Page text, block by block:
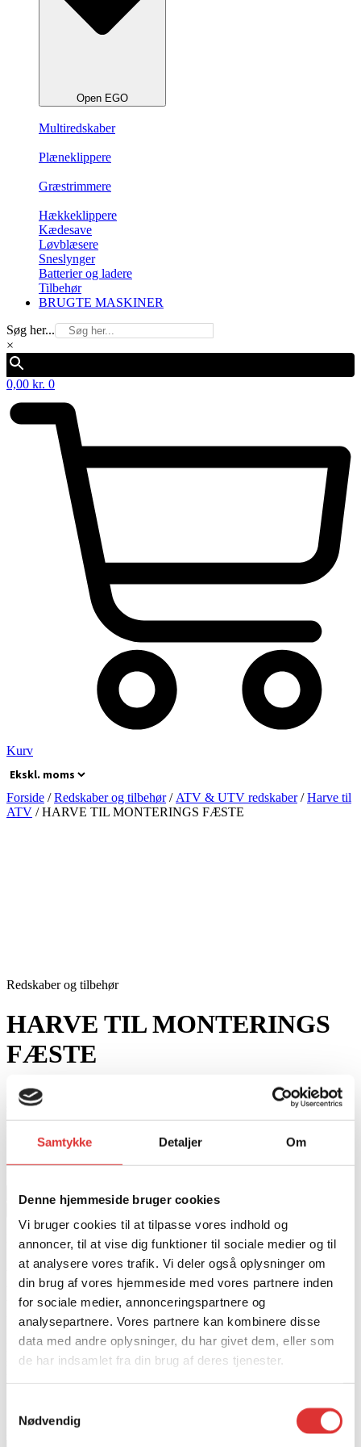
Samtykke Detaljer Om
Denne hjemmeside bruger cookies
Vi bruger cookies til at tilpasse vores indhold og
annoncer, til at vise dig funktioner til sociale medier og til
at analysere vores trafik. Vi deler også oplysninger om
din brug af vores hjemmeside med vores partnere inden
for sociale medier, annonceringspartnere og
analysepartnere. Vores partnere kan kombinere disse
data med andre oplysninger, du har givet dem, eller som
de har indsamlet fra din brug af deres tjenester.
Nødvendig
Open EGO
Multiredskaber
Plæneklippere
Græstrimmere
Hækkeklippere
Kædesave
Løvblæsere
Sneslynger
Batterier og ladere
Tilbehør
BRUGTE MASKINER
Søg her...
×
0,00 kr. 0
Kurv
Forside /Redskaber og tilbehør/ ATV & UTV redskaber/Harve til
ATV / HARVE TIL MONTERINGS FÆSTE
Redskaber og tilbehør
HARVE TIL MONTERINGS
FÆSTE
Kultivator til fjernelse af ukrudt og blanding af jord før plantning. 6
stk. pakning. Arbejdsbredde på 1450 mm. Dette er også en del af
monterings systemet. Nemt og hurtig skift af redskaber.
1.743,00kr.
Tilføj til kurv
Redskaber og tilbehør
HARVE TIL MONTERINGS
FÆSTE
Kultivator til fjernelse af ukrudt og blanding af jord før plantning. 6
stk. pakning. Arbejdsbredde på 1450 mm. Dette er også en del af
HARVE TIL MONTERINGS FÆSTE antal